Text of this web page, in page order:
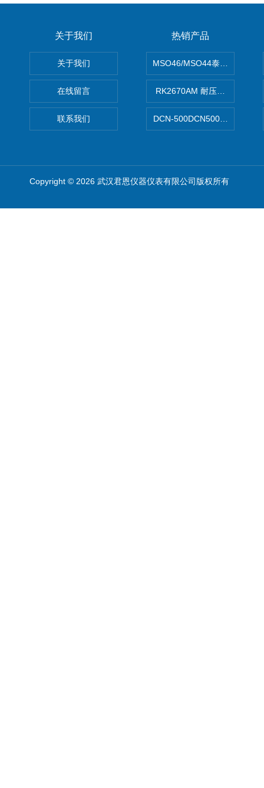
关于我们
关于我们
在线留言
联系我们
热销产品
MSO46/MSO44泰克
RK2670AM 耐压测试仪
DCN-500DCN500资料收集器
Copyright © 2026 武汉君恩仪器仪表有限公司版权所有